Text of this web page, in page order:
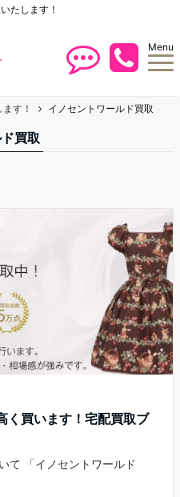
たします！
Menu
す！ イノセントワールド買取
買取
く買います！宅配買取ブ
て 「イノセントワールド